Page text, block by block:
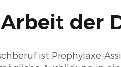
der
ist Prophylaxe-